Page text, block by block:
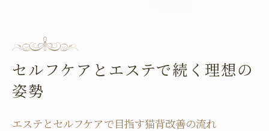
セルフケアとエステで続く理想の
姿勢
エステとセルフケアで目指す猫背改善の流れ